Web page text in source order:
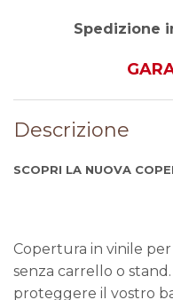
Spedizione
Descrizione
SCOPRI LA NUOVA
Copertura in vinile
senza carrello o
proteggere il vostro